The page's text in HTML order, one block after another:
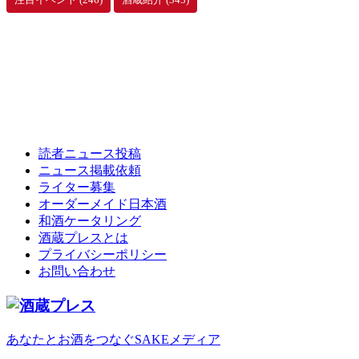
読者ニュース投稿
ニュース掲載依頼
ライター募集
オーダーメイド日本酒
和酒ケータリング
酒蔵プレスとは
プライバシーポリシー
お問い合わせ
あなたとお酒をつなぐSAKEメディア